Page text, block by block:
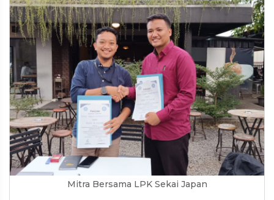
Mitra Bersama LPK Sekai Japan